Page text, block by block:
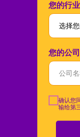
您的行业
您的公司
确认您
输给第